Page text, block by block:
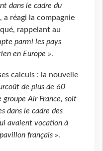
dans le cadre du
a réagi la compagnie
rappelant au
parmi les pays
en Europe ».
calculs : la nouvelle
de plus de 60
groupe Air France, soit
dans le cadre des
avaient vocation à
français ».